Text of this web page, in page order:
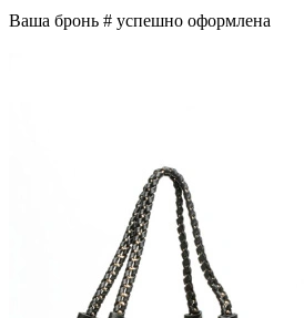
Ваша бронь # успешно оформлена